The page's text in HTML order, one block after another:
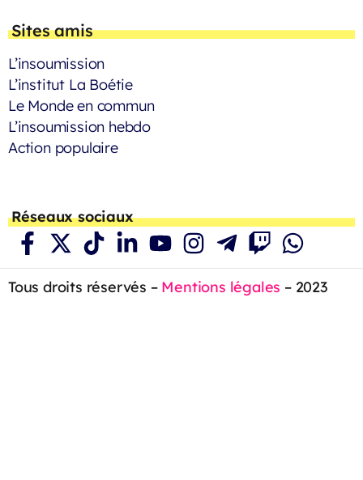
Sites amis
L’insoumission
L’institut La Boétie
Le Monde en commun
L’insoumission hebdo
Action populaire
Réseaux sociaux
Tous droits réservés – Mentions légales – 2023